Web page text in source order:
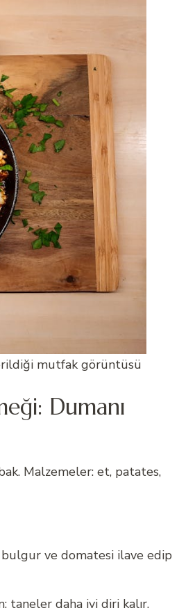
mutfak görüntüsü
Dumanı
Malzemeler: et, patates,
bulgur ve domatesi ilave edip
taneler daha iyi diri kalır.